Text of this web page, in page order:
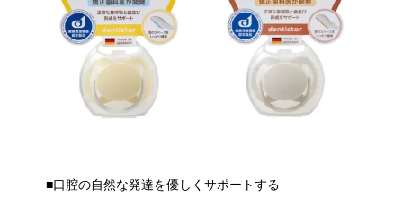
■口腔の自然な発達を優しくサポートする